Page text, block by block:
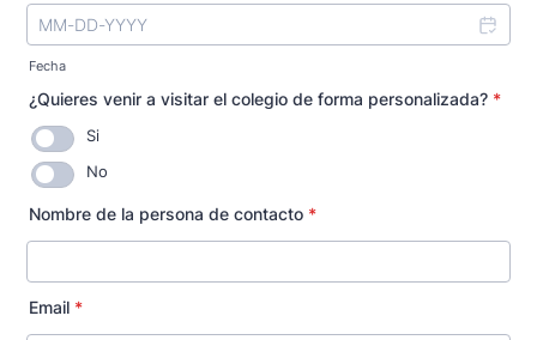
Fecha
¿Quieres venir a visitar el colegio de forma personalizada? *
Si
No
Nombre de la persona de contacto *
Email *